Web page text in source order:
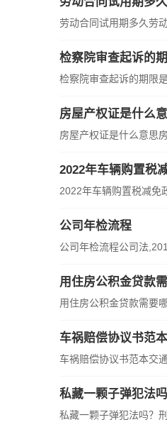
劳动合同试用期多久
检察院审查起诉的
检察院审查起诉的期
房屋产权证是什么
房屋产权证是什么意
2022年车辆购置税
2022年车辆购置税减
公司年检流程
公司年检流程公司法
用住房公积金贷款
用住房公积金贷款需要
车祸赔偿协议书范本
车祸赔偿协议书范本
私藏一颗子弹犯法吗
私藏一颗子弹犯法吗